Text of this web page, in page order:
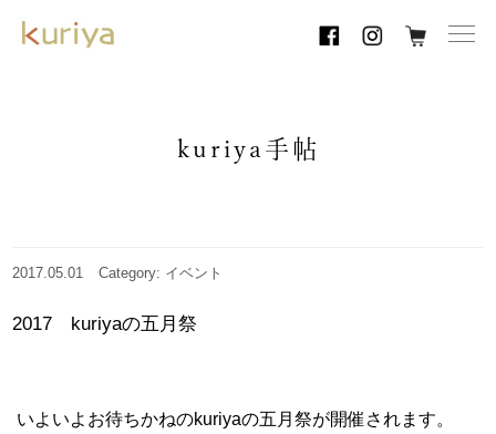
kuriya手帖
2017.05.01 Category: イベント
2017 kuriyaの五月祭
いよいよお待ちかねのkuriyaの五月祭が開催されます。